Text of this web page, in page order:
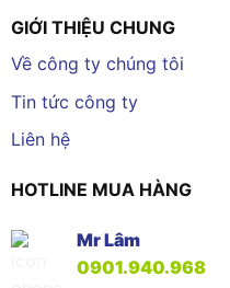
GIỚI THIỆU CHUNG
Về công ty chúng tôi
Tin tức công ty
Liên hệ
HOTLINE MUA HÀNG
Mr Lâm
0901.940.968